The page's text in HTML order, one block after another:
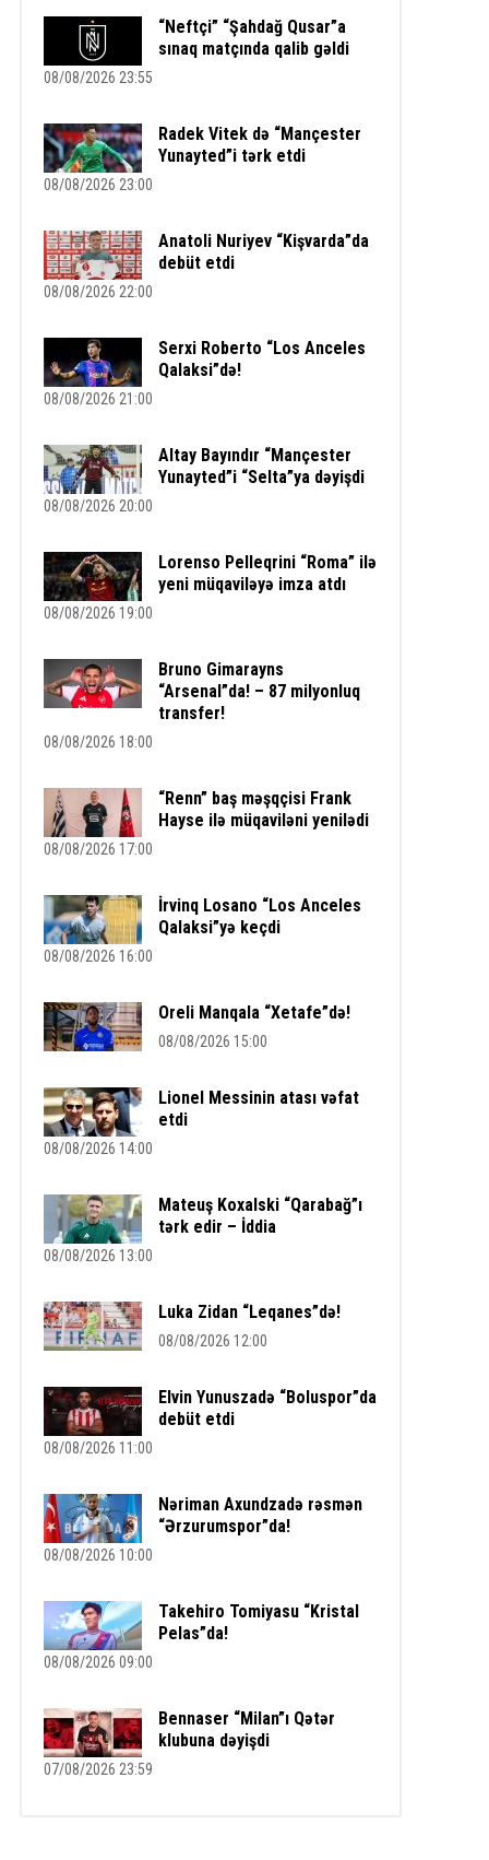
“Neftçi” “Şahdağ Qusar”a
sınaq matçında qalib gəldi
08/08/2026 23:55
Radek Vitek də “Mançester
Yunayted”i tərk etdi
08/08/2026 23:00
Anatoli Nuriyev “Kişvarda”da
debüt etdi
08/08/2026 22:00
Serxi Roberto “Los Anceles
Qalaksi”də!
08/08/2026 21:00
Altay Bayındır “Mançester
Yunayted”i “Selta”ya dəyişdi
08/08/2026 20:00
Lorenso Pelleqrini “Roma” ilə
yeni müqaviləyə imza atdı
08/08/2026 19:00
Bruno Gimarayns
“Arsenal”da! – 87 milyonluq
transfer!
08/08/2026 18:00
“Renn” baş məşqçisi Frank
Hayse ilə müqaviləni yenilədi
08/08/2026 17:00
İrvinq Losano “Los Anceles
Qalaksi”yə keçdi
08/08/2026 16:00
Oreli Manqala “Xetafe”də!
08/08/2026 15:00
Lionel Messinin atası vəfat
etdi
08/08/2026 14:00
Mateuş Koxalski “Qarabağ”ı
tərk edir – İddia
08/08/2026 13:00
Luka Zidan “Leqanes”də!
08/08/2026 12:00
Elvin Yunuszadə “Boluspor”da
debüt etdi
08/08/2026 11:00
Nəriman Axundzadə rəsmən
“Ərzurumspor”da!
08/08/2026 10:00
Takehiro Tomiyasu “Kristal
Pelas”da!
08/08/2026 09:00
Bennaser “Milan”ı Qətər
klubuna dəyişdi
07/08/2026 23:59